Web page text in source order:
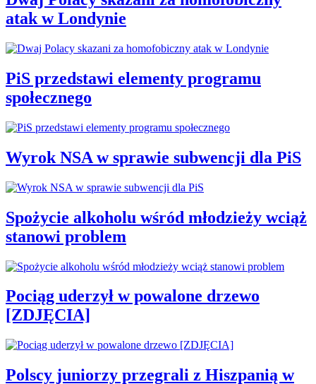
atak w Londynie
PiS przedstawi elementy programu
społecznego
Wyrok NSA w sprawie subwencji dla PiS
Spożycie alkoholu wśród młodzieży wciąż
stanowi problem
Pociąg uderzył w powalone drzewo
[ZDJĘCIA]
Polscy juniorzy przegrali z Hiszpanią w